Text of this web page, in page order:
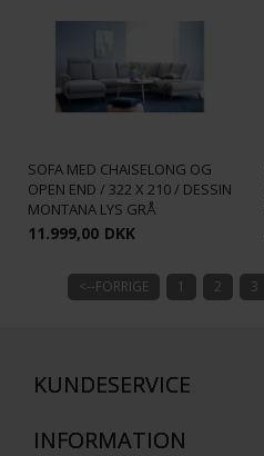
SOFA MED CHAISELONG OG
OPEN END / 322 X 210 / DESSIN
MONTANA LYS GRÅ
11.999,00 DKK
<--FORRIGE 1 2 3
KUNDESERVICE
INFORMATION